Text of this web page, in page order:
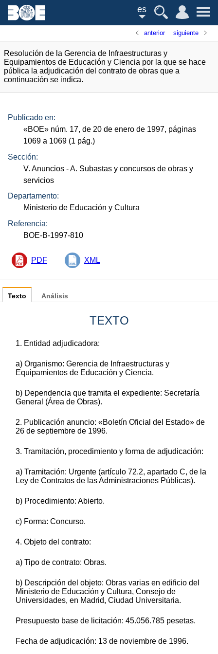
es
anterior siguiente
Resolución de la Gerencia de Infraestructuras y
Equipamientos de Educación y Ciencia por la que se hace
pública la adjudicación del contrato de obras que a
continuación se indica.
Publicado en:
«BOE» núm. 17, de 20 de enero de 1997, páginas
1069 a 1069 (1 pág.)
Sección:
V. Anuncios - A. Subastas y concursos de obras y
servicios
Departamento:
Ministerio de Educación y Cultura
Referencia:
BOE-B-1997-810
PDF XML
Texto
TEXTO
1. Entidad adjudicadora:
a) Organismo: Gerencia de Infraestructuras y
Equipamientos de Educación y Ciencia.
b) Dependencia que tramita el expediente: Secretaría
General (Área de Obras).
2. Publicación anuncio: «Boletín Oficial del Estado» de
26 de septiembre de 1996.
3. Tramitación, procedimiento y forma de adjudicación:
a) Tramitación: Urgente (artículo 72.2, apartado C, de la
Ley de Contratos de las Administraciones Públicas).
b) Procedimiento: Abierto.
c) Forma: Concurso.
4. Objeto del contrato:
a) Tipo de contrato: Obras.
b) Descripción del objeto: Obras varias en edificio del
Ministerio de Educación y Cultura, Consejo de
Universidades, en Madrid, Ciudad Universitaria.
Presupuesto base de licitación: 45.056.785 pesetas.
Fecha de adjudicación: 13 de noviembre de 1996.
Análisis